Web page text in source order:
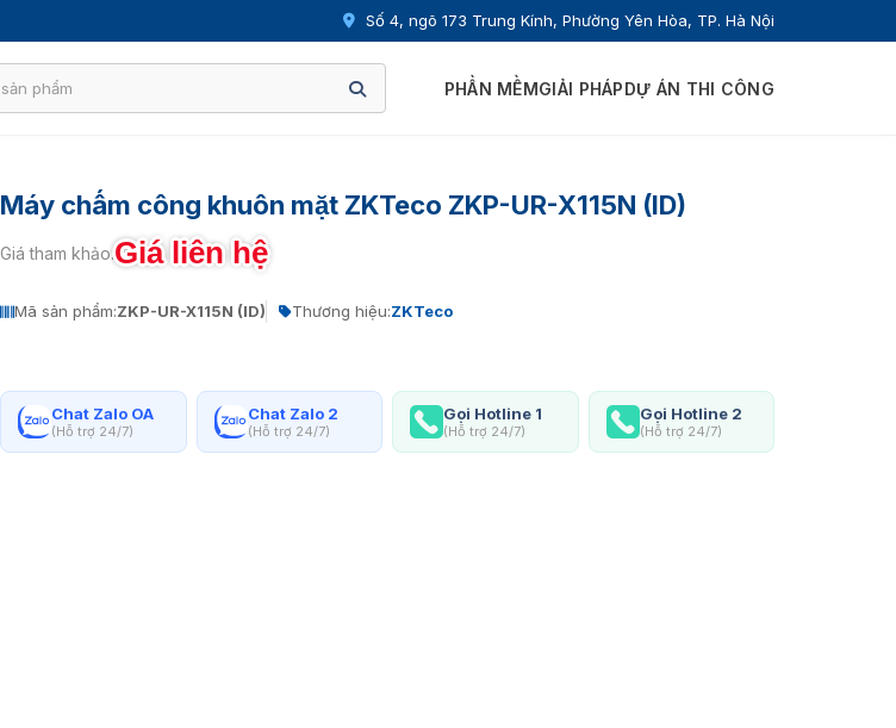
Số 4, ngõ 173 Trung Kính, Phường Yên Hòa, TP. Hà Nội
PHẦN MỀMGIẢI PHÁPDỰ ÁN THI CÔNG
Máy chấm công khuôn mặt ZKTeco ZKP-UR-X115N (ID)
Giá tham khảo:Giá liên hệ
Mã sản phẩm:ZKP-UR-X115N (ID) Thương hiệu:ZKTeco
Chat Zalo OA
(Hỗ trợ 24/7)
Chat Zalo 2
(Hỗ trợ 24/7)
Gọi Hotline 1
(Hỗ trợ 24/7)
Gọi Hotline 2
(Hỗ trợ 24/7)